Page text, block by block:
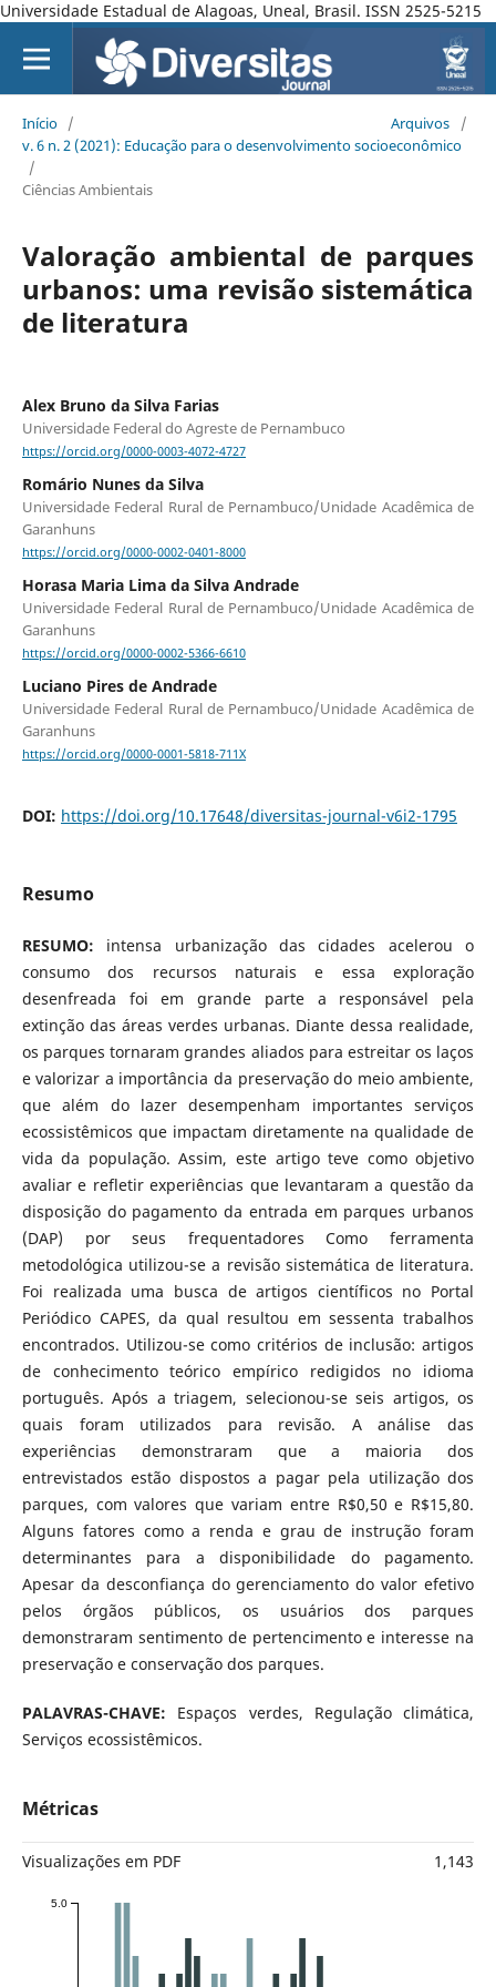
Universidade Estadual de Alagoas, Uneal, Brasil. ISSN 2525-5215
Início / Arquivos
/
v. 6 n. 2 (2021): Educação para o desenvolvimento socioeconômico
/
Ciências Ambientais
Valoração ambiental de parques
urbanos: uma revisão sistemática
de literatura
Alex Bruno da Silva Farias
Universidade Federal do Agreste de Pernambuco
https://orcid.org/0000-0003-4072-4727
Romário Nunes da Silva
Universidade Federal Rural de Pernambuco/Unidade Acadêmica de
Garanhuns
https://orcid.org/0000-0002-0401-8000
Horasa Maria Lima da Silva Andrade
Universidade Federal Rural de Pernambuco/Unidade Acadêmica de
Garanhuns
https://orcid.org/0000-0002-5366-6610
Luciano Pires de Andrade
Universidade Federal Rural de Pernambuco/Unidade Acadêmica de
Garanhuns
https://orcid.org/0000-0001-5818-711X
DOI: https://doi.org/10.17648/diversitas-journal-v6i2-1795
Resumo
RESUMO: intensa urbanização das cidades acelerou o
consumo dos recursos naturais e essa exploração
desenfreada foi em grande parte a responsável pela
extinção das áreas verdes urbanas. Diante dessa realidade,
os parques tornaram grandes aliados para estreitar os laços
e valorizar a importância da preservação do meio ambiente,
que além do lazer desempenham importantes serviços
ecossistêmicos que impactam diretamente na qualidade de
vida da população. Assim, este artigo teve como objetivo
avaliar e refletir experiências que levantaram a questão da
disposição do pagamento da entrada em parques urbanos
(DAP) por seus frequentadores Como ferramenta
metodológica utilizou-se a revisão sistemática de literatura.
Foi realizada uma busca de artigos científicos no Portal
Periódico CAPES, da qual resultou em sessenta trabalhos
encontrados. Utilizou-se como critérios de inclusão: artigos
de conhecimento teórico empírico redigidos no idioma
português. Após a triagem, selecionou-se seis artigos, os
quais foram utilizados para revisão. A análise das
experiências demonstraram que a maioria dos
entrevistados estão dispostos a pagar pela utilização dos
parques, com valores que variam entre R$0,50 e R$15,80.
Alguns fatores como a renda e grau de instrução foram
determinantes para a disponibilidade do pagamento.
Apesar da desconfiança do gerenciamento do valor efetivo
pelos órgãos públicos, os usuários dos parques
demonstraram sentimento de pertencimento e interesse na
preservação e conservação dos parques.
PALAVRAS-CHAVE: Espaços verdes, Regulação climática,
Serviços ecossistêmicos.
Métricas
Visualizações em PDF 1,143
5.0